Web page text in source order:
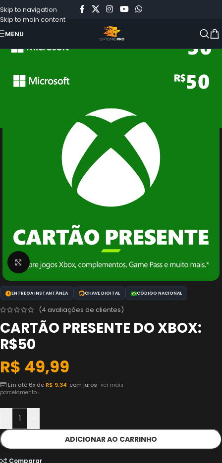
Skip to navigation
Skip to main content
MENU
Clique para ampliar
ENTREGA INSTANTÂNEA CHAVE DIGITAL CÓDIGO NACIONAL
(4 avaliações de clientes)
CARTÃO PRESENTE DO XBOX:
R$50
R$ 49,99
Em até 6x de R$ 9,34 com juros ver mais
parcelamento ›
ADICIONAR AO CARRINHO
Comparar